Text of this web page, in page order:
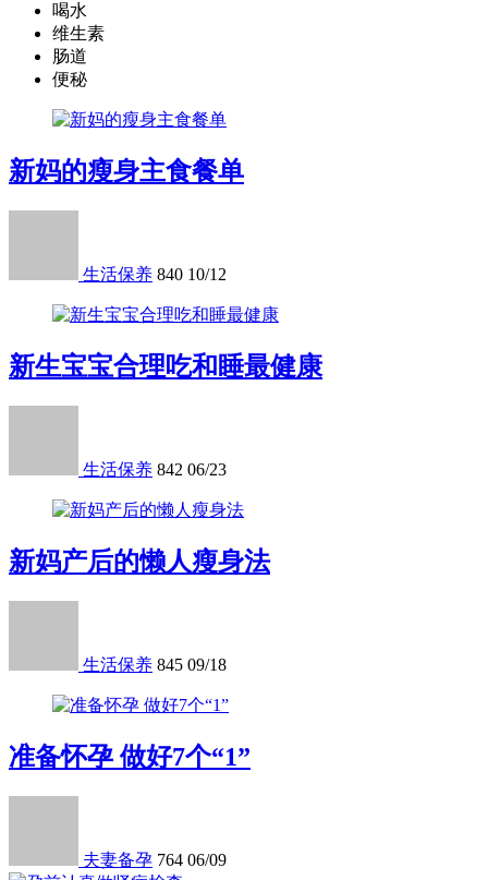
喝水
维生素
肠道
便秘
新妈的瘦身主食餐单
生活保养 840 10/12
新生宝宝合理吃和睡最健康
生活保养 842 06/23
新妈产后的懒人瘦身法
生活保养 845 09/18
准备怀孕 做好7个“1”
夫妻备孕 764 06/09